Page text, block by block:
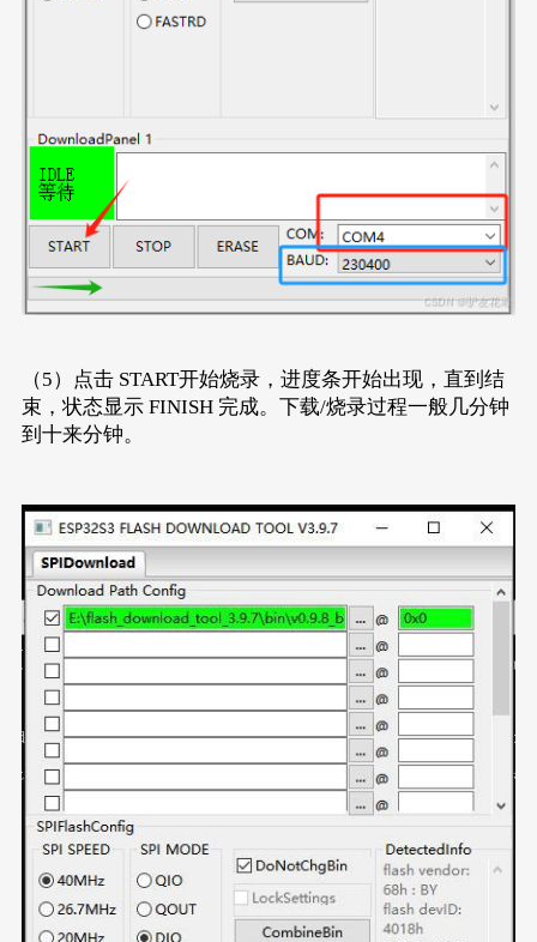
（5）点击 START开始烧录，进度条开始出现，直到结
束，状态显示 FINISH 完成。下载/烧录过程一般几分钟
到十来分钟。